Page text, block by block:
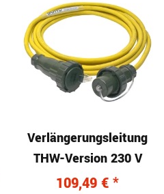
Verlängerungsleitung
THW-Version 230 V
109,49 € *